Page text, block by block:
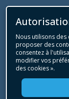
Nous utilisons
proposer des
consentez à
modifier vos
des cookies ».